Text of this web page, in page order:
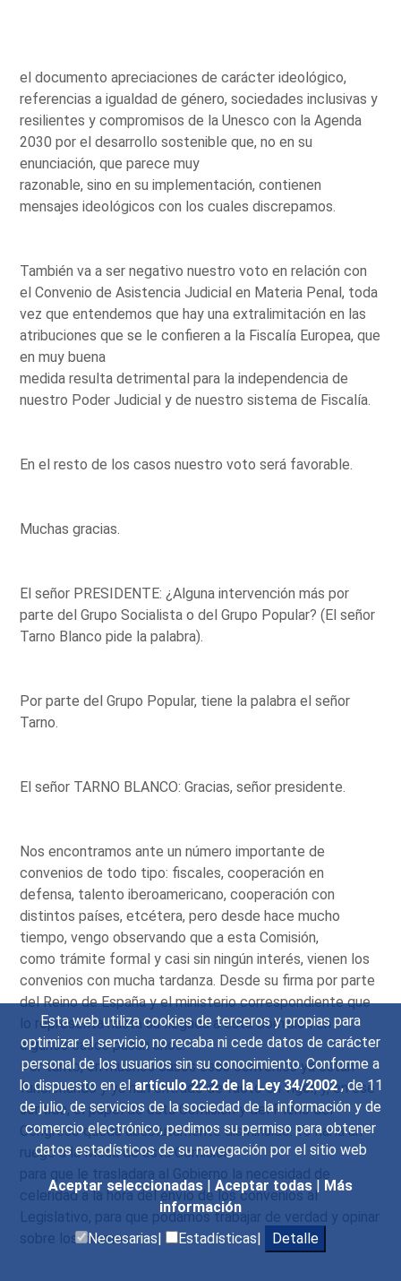
Esta web utiliza cookies de terceros y propias para
optimizar el servicio, no recaba ni cede datos de carácter
personal de los usuarios sin su conocimiento. Conforme a
lo dispuesto en el artículo 22.2 de la Ley 34/2002, de 11
de julio, de servicios de la sociedad de la información y de
comercio electrónico, pedimos su permiso para obtener
datos estadísticos de su navegación por el sitio web
Aceptar seleccionadas| Aceptar todas | Más
información
Necesarias|
Estadísticas| Detalle
el documento apreciaciones de carácter ideológico,
referencias a igualdad de género, sociedades inclusivas y
resilientes y compromisos de la Unesco con la Agenda
2030 por el desarrollo sostenible que, no en su
enunciación, que parece muy
razonable, sino en su implementación, contienen
mensajes ideológicos con los cuales discrepamos.
También va a ser negativo nuestro voto en relación con
el Convenio de Asistencia Judicial en Materia Penal, toda
vez que entendemos que hay una extralimitación en las
atribuciones que se le confieren a la Fiscalía Europea, que
en muy buena
medida resulta detrimental para la independencia de
nuestro Poder Judicial y de nuestro sistema de Fiscalía.
En el resto de los casos nuestro voto será favorable.
Muchas gracias.
El señor PRESIDENTE: ¿Alguna intervención más por
parte del Grupo Socialista o del Grupo Popular? (El señor
Tarno Blanco pide la palabra).
Por parte del Grupo Popular, tiene la palabra el señor
Tarno.
El señor TARNO BLANCO: Gracias, señor presidente.
Nos encontramos ante un número importante de
convenios de todo tipo: fiscales, cooperación en
defensa, talento iberoamericano, cooperación con
distintos países, etcétera, pero desde hace mucho
tiempo, vengo observando que a esta Comisión,
como trámite formal y casi sin ningún interés, vienen los
convenios con mucha tardanza. Desde su firma por parte
del Reino de España y el ministerio correspondiente que
lo representa hasta su llegada a esta Comisión en
algunos casos pasan años.
Por tanto, en muchos casos esos convenios ya están
funcionando y ya han entrado de facto en vigor, y, en ese
sentido, el papel de esta Comisión y del Pleno del
Congreso queda absolutamente disminuido. Yo haría un
ruego a la Mesa de esta Comisión
para que le trasladara al Gobierno la necesidad de
celeridad a la hora del envío de los convenios al
Legislativo, para que podamos trabajar de verdad y opinar
sobre los mismos.